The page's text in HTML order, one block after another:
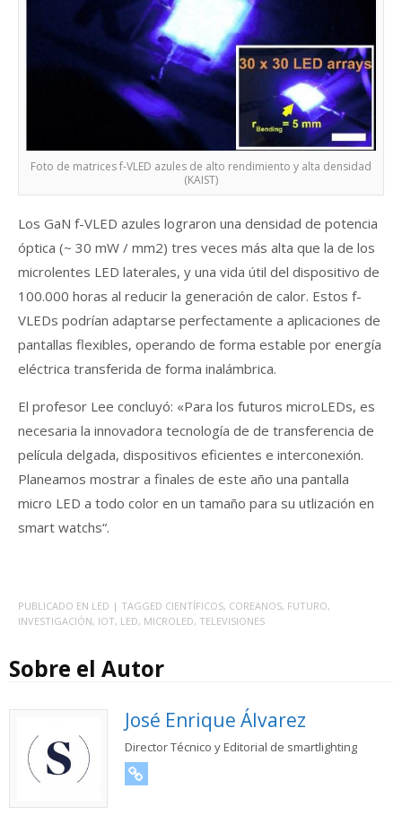
Foto de matrices f-VLED azules de alto rendimiento y alta densidad
(KAIST)
Los GaN f-VLED azules lograron una densidad de potencia
óptica (~ 30 mW / mm2) tres veces más alta que la de los
microlentes LED laterales, y una vida útil del dispositivo de
100.000 horas al reducir la generación de calor. Estos f-
VLEDs podrían adaptarse perfectamente a aplicaciones de
pantallas flexibles, operando de forma estable por energía
eléctrica transferida de forma inalámbrica.
El profesor Lee concluyó: «Para los futuros microLEDs, es
necesaria la innovadora tecnología de de transferencia de
película delgada, dispositivos eficientes e interconexión.
Planeamos mostrar a finales de este año una pantalla
micro LED a todo color en un tamaño para su utlización en
smart watchs“.
PUBLICADO EN LED | TAGGED CIENTÍFICOS, COREANOS, FUTURO,
INVESTIGACIÓN, IOT, LED, MICROLED, TELEVISIONES
Sobre el Autor
José Enrique Álvarez
Director Técnico y Editorial de smartlighting